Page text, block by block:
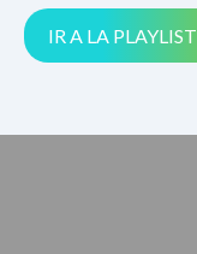
IR A LA PLAYLIST